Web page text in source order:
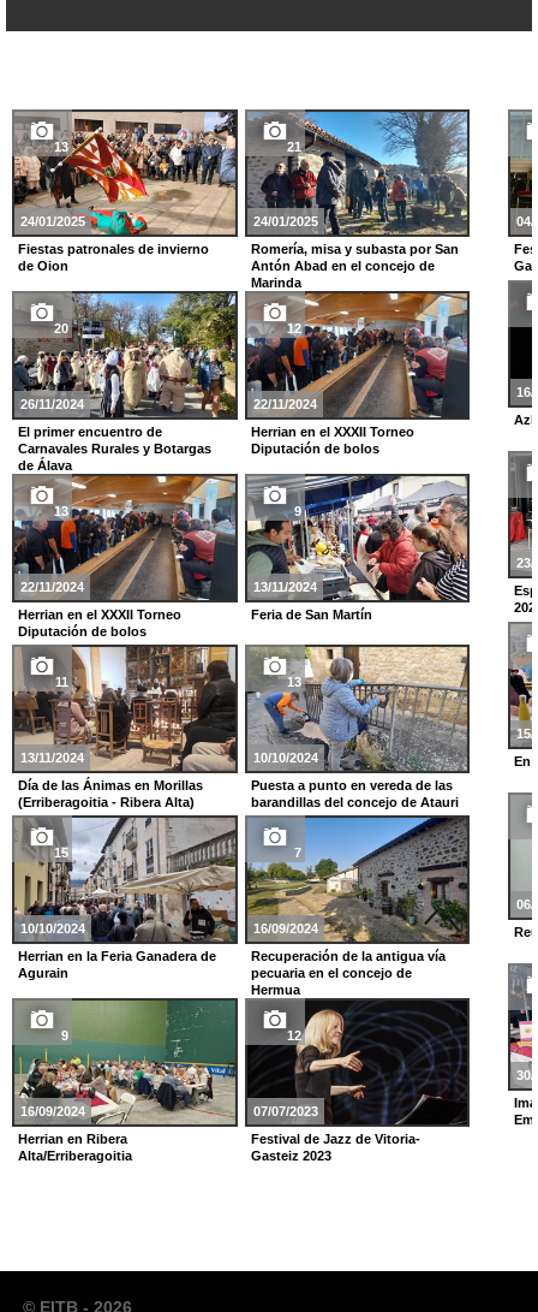
13
24/01/2025
Fiestas patronales de invierno
de Oion
21
24/01/2025
Romería, misa y subasta por San
Antón Abad en el concejo de
Marinda
20
26/11/2024
El primer encuentro de
Carnavales Rurales y Botargas
de Álava
12
22/11/2024
Herrian en el XXXII Torneo
Diputación de bolos
13
22/11/2024
Herrian en el XXXII Torneo
Diputación de bolos
9
13/11/2024
Feria de San Martín
11
13/11/2024
Día de las Ánimas en Morillas
(Erriberagoitia - Ribera Alta)
13
10/10/2024
Puesta a punto en vereda de las
barandillas del concejo de Atauri
15
10/10/2024
Herrian en la Feria Ganadera de
Agurain
7
16/09/2024
Recuperación de la antigua vía
pecuaria en el concejo de
Hermua
9
16/09/2024
Herrian en Ribera
Alta/Erriberagoitia
12
07/07/2023
Festival de Jazz de Vitoria-
Gasteiz 2023
04/
16/
23/
15/
En
06/
30/
© EITB - 2026